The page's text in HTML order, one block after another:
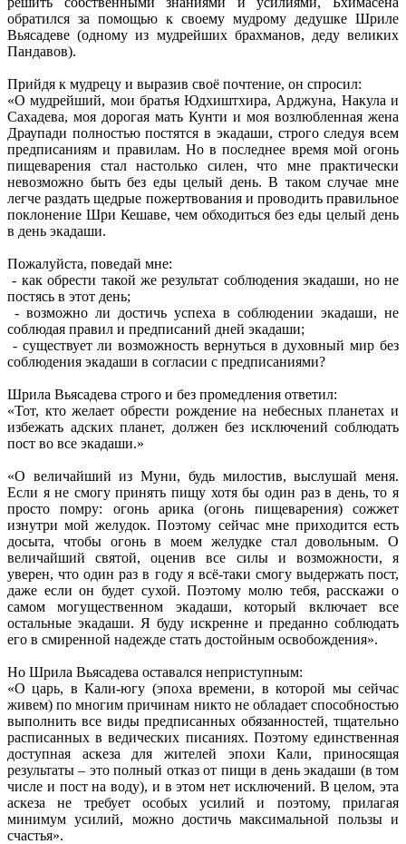
обратился за помощью к своему мудрому дедушке Шриле
Вьясадеве (одному из мудрейших брахманов, деду великих
Пандавов).
Прийдя к мудрецу и выразив своё почтение, он спросил:
«О мудрейший, мои братья Юдхиштхира, Арджуна, Накула и
Сахадева, моя дорогая мать Кунти и моя возлюбленная жена
Драупади полностью постятся в экадаши, строго следуя всем
предписаниям и правилам. Но в последнее время мой огонь
пищеварения стал настолько силен, что мне практически
невозможно быть без еды целый день. В таком случае мне
легче раздать щедрые пожертвования и проводить правильное
поклонение Шри Кешаве, чем обходиться без еды целый день
в день экадаши.
Пожалуйста, поведай мне:
- как обрести такой же результат соблюдения экадаши, но не
постясь в этот день;
- возможно ли достичь успеха в соблюдении экадаши, не
соблюдая правил и предписаний дней экадаши;
- существует ли возможность вернуться в духовный мир без
соблюдения экадаши в согласии с предписаниями?
Шрила Вьясадева строго и без промедления ответил:
«Тот, кто желает обрести рождение на небесных планетах и
избежать адских планет, должен без исключений соблюдать
пост во все экадаши.»
«О величайший из Муни, будь милостив, выслушай меня.
Если я не смогу принять пищу хотя бы один раз в день, то я
просто помру: огонь арика (огонь пищеварения) сожжет
изнутри мой желудок. Поэтому сейчас мне приходится есть
досыта, чтобы огонь в моем желудке стал довольным. О
величайший святой, оценив все силы и возможности, я
уверен, что один раз в году я всё-таки смогу выдержать пост,
даже если он будет сухой. Поэтому молю тебя, расскажи о
самом могущественном экадаши, который включает все
остальные экадаши. Я буду искренне и преданно соблюдать
его в смиренной надежде стать достойным освобождения».
Но Шрила Вьясадева оставался неприступным:
«О царь, в Кали-югу (эпоха времени, в которой мы сейчас
живем) по многим причинам никто не обладает способностью
выполнить все виды предписанных обязанностей, тщательно
расписанных в ведических писаниях. Поэтому единственная
доступная аскеза для жителей эпохи Кали, приносящая
результаты – это полный отказ от пищи в день экадаши (в том
числе и пост на воду), и в этом нет исключений. В целом, эта
аскеза не требует особых усилий и поэтому, прилагая
минимум усилий, можно достичь максимальной пользы и
счастья».